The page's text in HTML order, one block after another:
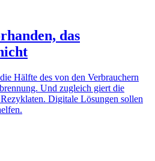
das
Hälfte des von den Verbrauchern
Und zugleich giert die
Digitale Lösungen sollen